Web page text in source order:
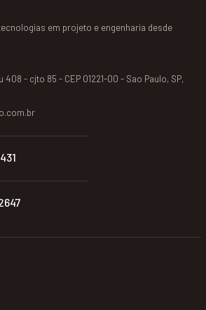
em projeto e engenharia desde
408 - cjto 85 - CEP 01221-00 - Sao Paulo, SP,